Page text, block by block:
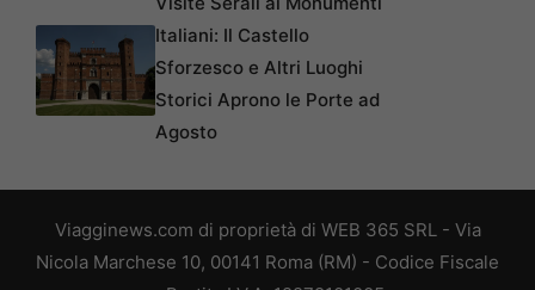
Italiani: Il Castello
Sforzesco e Altri Luoghi
Storici Aprono le Porte ad
Agosto
Viagginews.com di proprietà di WEB 365 SRL - Via
Nicola Marchese 10, 00141 Roma (RM) - Codice Fiscale